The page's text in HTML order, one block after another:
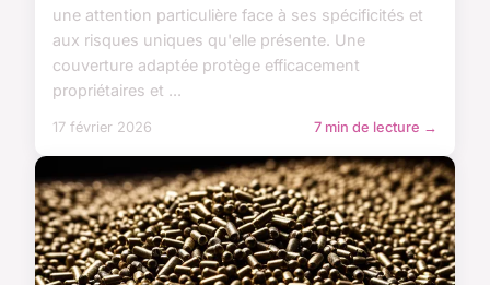
une attention particulière face à ses spécificités et
aux risques uniques qu'elle présente. Une
couverture adaptée protège efficacement
propriétaires et ...
17 février 2026 7 min de lecture →